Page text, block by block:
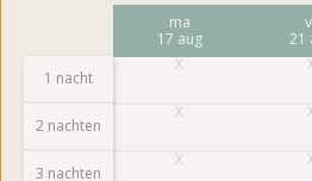
1 nacht
2 nachten
3 nachten
ma
17 aug
21